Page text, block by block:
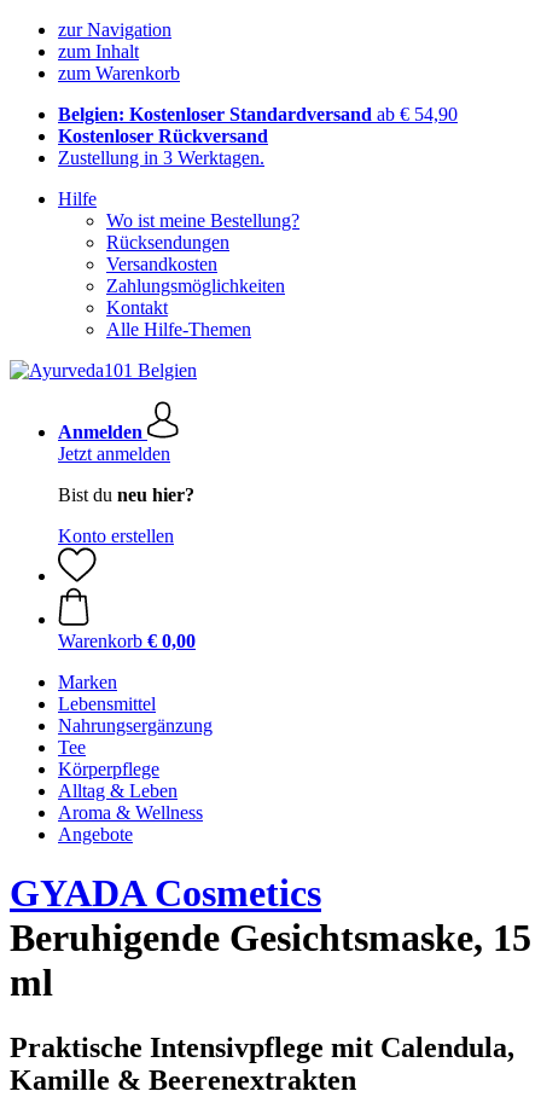
zur Navigation
zum Inhalt
zum Warenkorb
Belgien: Kostenloser Standardversand ab € 54,90
Kostenloser Rückversand
Zustellung in 3 Werktagen.
Hilfe
Wo ist meine Bestellung?
Rücksendungen
Versandkosten
Zahlungsmöglichkeiten
Kontakt
Alle Hilfe-Themen
Anmelden
Jetzt anmelden
Bist du neu hier?
Konto erstellen
Warenkorb € 0,00
Marken
Lebensmittel
Nahrungsergänzung
Tee
Körperpflege
Alltag & Leben
Aroma & Wellness
Angebote
GYADA Cosmetics
Beruhigende Gesichtsmaske, 15
ml
Praktische Intensivpflege mit Calendula,
Kamille & Beerenextrakten